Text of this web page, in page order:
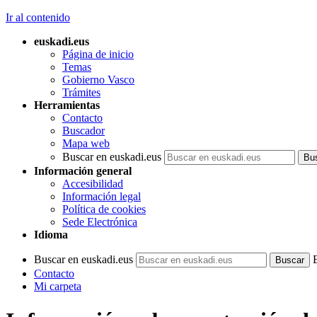
Ir al contenido
euskadi.eus
Página de inicio
Temas
Gobierno Vasco
Trámites
Herramientas
Contacto
Buscador
Mapa web
Buscar en euskadi.eus
Información general
Accesibilidad
Información legal
Política de cookies
Sede Electrónica
Idioma
Buscar en euskadi.eus
Contacto
Mi carpeta